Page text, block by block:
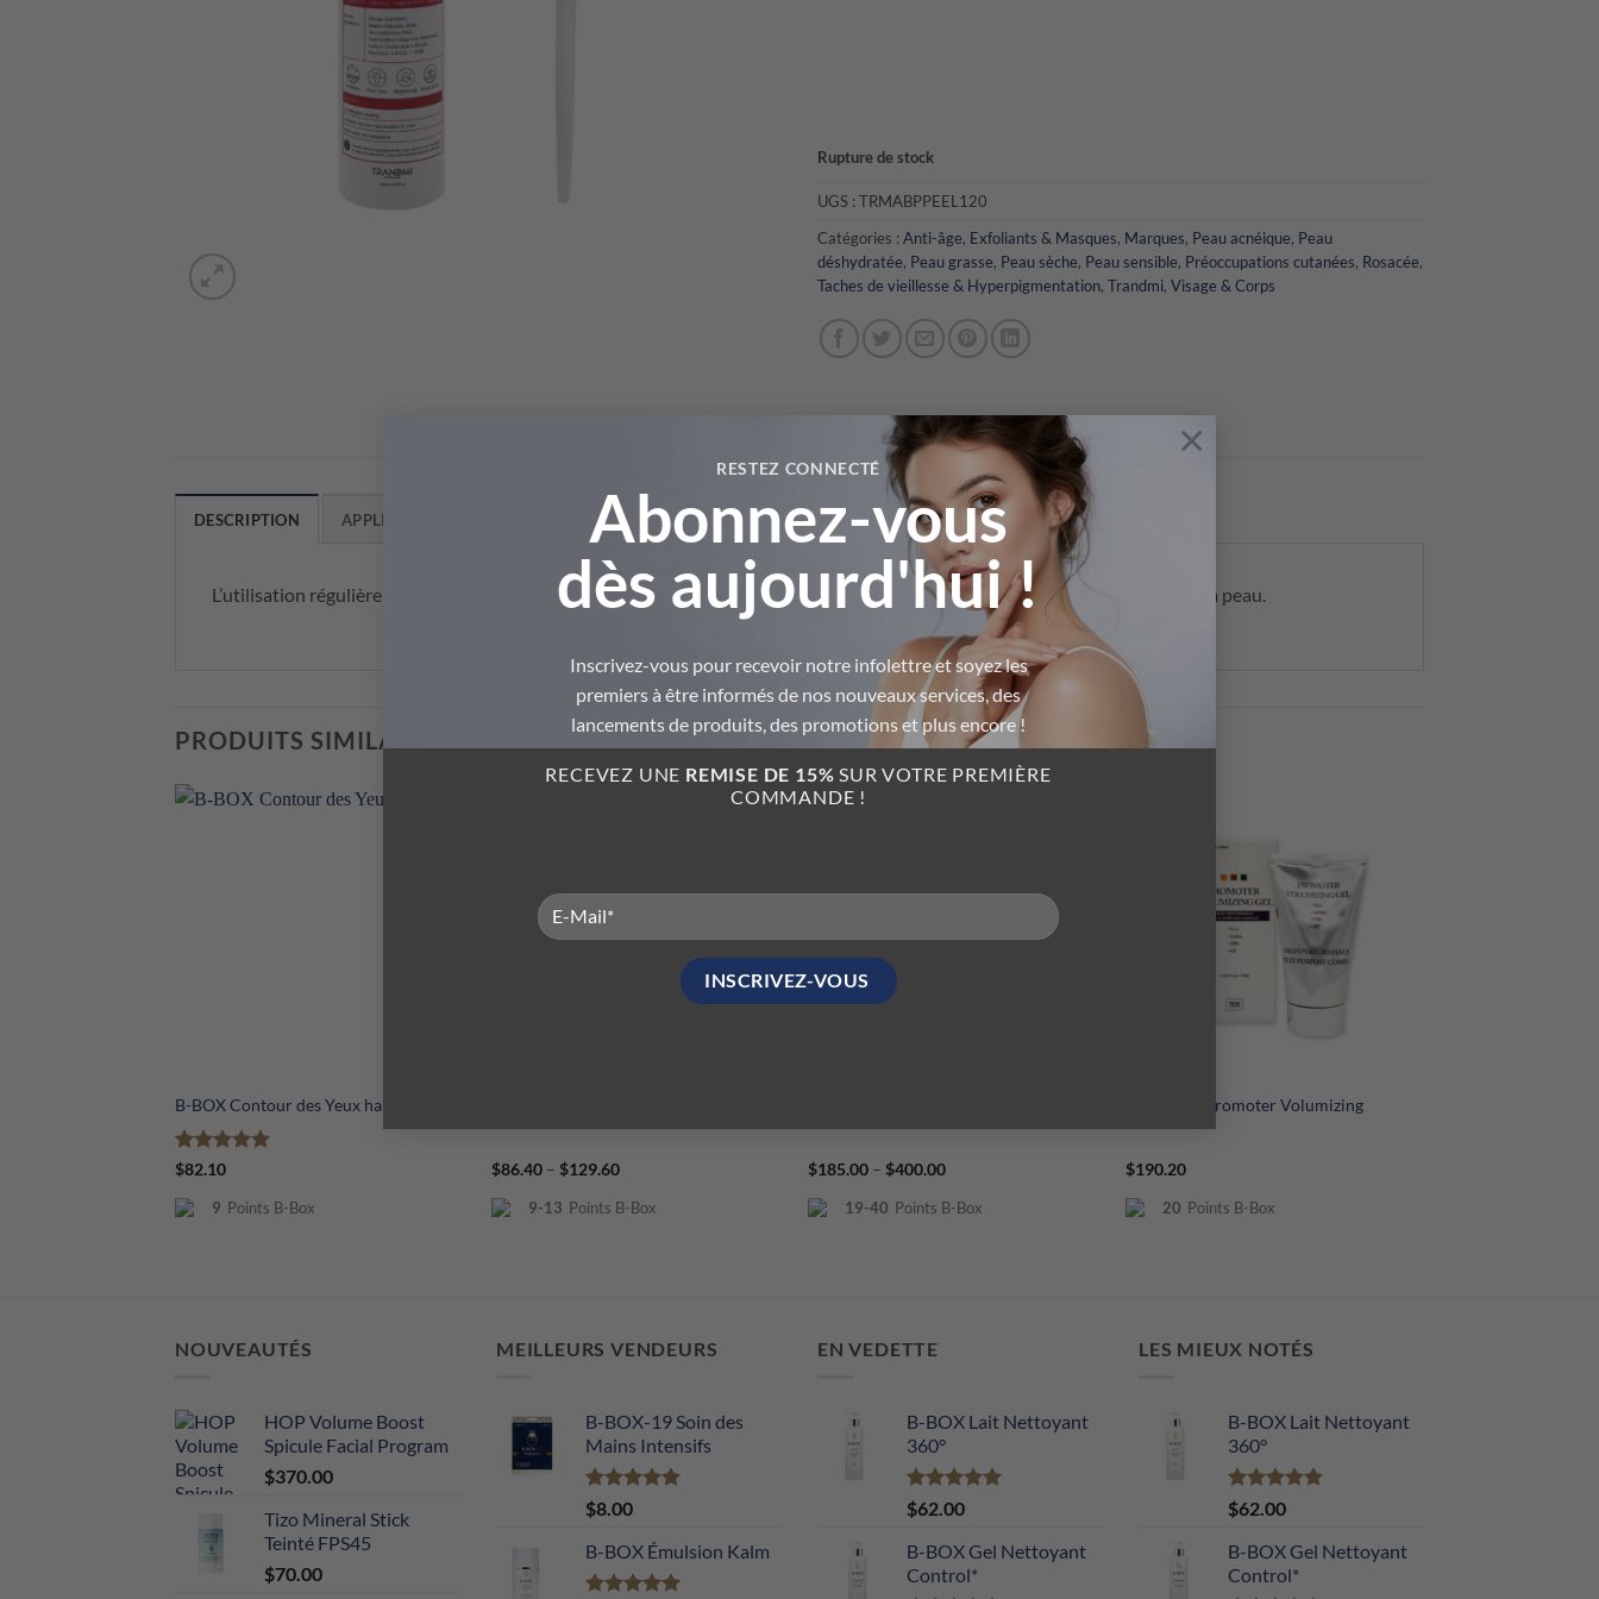
RESTEZ CONNECTÉ
Abonnez-vous
dès aujourd'hui !
Inscrivez-vous pour recevoir notre infolettre et soyez les
premiers à être informés de nos nouveaux services, des
lancements de produits, des promotions et plus encore !
RECEVEZ UNE REMISE DE 15% SUR VOTRE PREMIÈRE
COMMANDE !
×
Rupture de stock
UGS : TRMABPPEEL120
Catégories : Anti-âge, Exfoliants & Masques, Marques, Peau acnéique, Peau
déshydratée, Peau grasse, Peau sèche, Peau sensible, Préoccupations cutanées, Rosacée,
Taches de vieillesse & Hyperpigmentation, Trandmi, Visage & Corps
DESCRIPTION APPLICATION & CONSEILS LES ACTIFS AVIS (0)
L’utilisation régulière de ce peeling de qualité professionnelle permet d’améliorer considérablement le teint et la texture de la peau.
PRODUITS SIMILAIRES
B-BOX Contour des Yeux ha+ôl
Note5
$82.10
9 Points B-Box
$86.40 – $129.60Price
$86.40
through
9-13 Points B-Box
$185.00 – $400.00Price
$185.00
through
19-40 Points B-Box
HOP+ Gel Promoter Volumizing
$190.20
20 Points B-Box
NOUVEAUTÉS
HOP Volume Boost
Spicule Facial Program
$370.00
Tizo Mineral Stick
Teinté FPS45
$70.00
MEILLEURS VENDEURS
B-BOX-19 Soin des
Mains Intensifs
Note5.00
sur 5
$8.00
B-BOX Émulsion Kalm
EN VEDETTE
B-BOX Lait Nettoyant
360°
Note5.00
sur 5
$62.00
B-BOX Gel Nettoyant
Control*
LES MIEUX NOTÉS
B-BOX Lait Nettoyant
360°
Note5.00
sur 5
$62.00
B-BOX Gel Nettoyant
Control*